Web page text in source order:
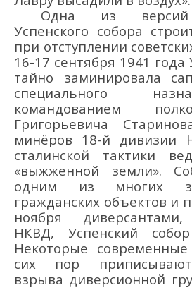
Одна из версий
Успенского собора
при отступлении
16-17 сентября 1941 года
тайно заминировала
специального
командованием
Григорьевича
минёров 18-й дивизии
сталинской тактики
«выжженной земли».
одним из многих
гражданских объектов и
ноября
диверсантами,
НКВД, Успенский
Некоторые
сих пор
взрыва диверсионной